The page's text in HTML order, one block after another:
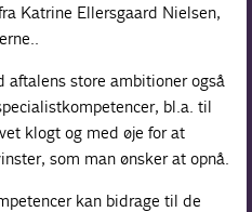
Katrine Ellersgaard Nielsen,
aftalens store ambitioner også
bl.a. til
klogt og med øje for at
som man ønsker at opnå.
kan bidrage til de